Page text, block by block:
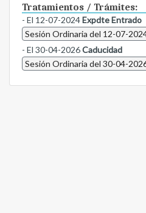
Tratamientos / Trámites:
- El 12-07-2024Expdte Entrado
Sesión Ordinaria del 12-07-
- El 30-04-2026Caducidad
Sesión Ordinaria del 30-04-